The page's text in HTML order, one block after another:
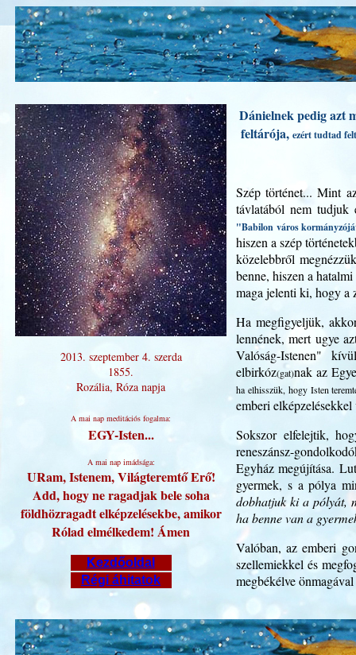
2013. szeptember 4. szerda
1855.
Rozália, Róza napja
A mai nap meditációs fogalma:
EGY-Isten...
A mai nap imádsága:
URam, Istenem, Világteremtő Erő!
Add, hogy ne ragadjak bele soha
földhözragadt elképzelésekbe, amikor
Rólad elmélkedem! Ámen
Kezdőoldal
Régi áhitatok
Dánielnek pedig azt
feltárója, ezért tudtad
Szép történet... Mint
távlatából nem
"Babilon város
hiszen a szép
közelebbről
benne, hiszen a
maga jelenti ki, hogy a
Ha megfigyeljük,
lennének, mert ugye
Valóság-Istenen"
elbirkóz(gat)nak az
ha elhisszük, hogy Isten
emberi
Sokszor elfelejtik,
reneszánsz-
Egyház megújítása.
gyermek, s a pólya
dobhatjuk ki a pólyát,
ha benne van a
Valóban, az emberi
szellemiekkel és
megbékélve